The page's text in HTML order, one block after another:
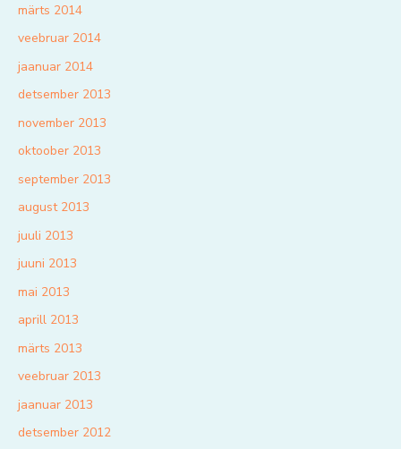
märts 2014
veebruar 2014
jaanuar 2014
detsember 2013
november 2013
oktoober 2013
september 2013
august 2013
juuli 2013
juuni 2013
mai 2013
aprill 2013
märts 2013
veebruar 2013
jaanuar 2013
detsember 2012